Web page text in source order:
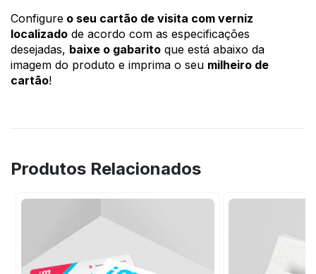
Configure o seu cartão de visita com verniz
localizado de acordo com as especificações
desejadas, baixe o gabarito que está abaixo da
imagem do produto e imprima o seu milheiro de
cartão!
Produtos Relacionados